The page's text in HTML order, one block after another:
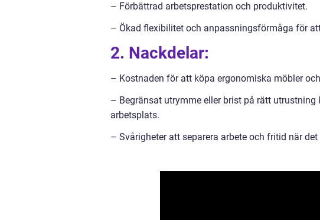
– Förbättrad arbetsprestation och produktivitet.
– Ökad flexibilitet och anpassningsförmåga för
2. Nackdelar:
– Kostnaden för att köpa ergonomiska möbler
– Begränsat utrymme eller brist på rätt
arbetsplats.
– Svårigheter att separera arbete och fritid när